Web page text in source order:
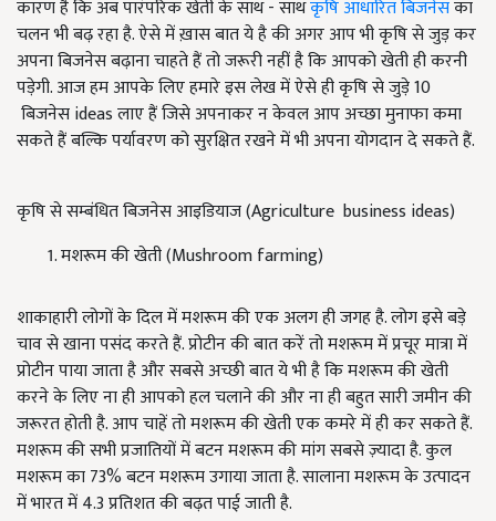
कारण है कि अब पारंपरिक खेती के साथ - साथकृषि आधारित बिजनेसका
चलन भी बढ़ रहा है. ऐसे में ख़ास बात ये है की अगर आप भी कृषि से जुड़ कर
अपना बिजनेस बढ़ाना चाहते हैं तो जरूरी नहीं है कि आपको खेती ही करनी
पड़ेगी. आज हम आपके लिए हमारे इस लेख में ऐसे ही कृषि से जुड़े 10
बिजनेस ideas लाए हैं जिसे अपनाकर न केवल आप अच्छा मुनाफा कमा
सकते हैं बल्कि पर्यावरण को सुरक्षित रखने में भी अपना योगदान दे सकते हैं.
कृषि से सम्बंधित बिजनेस आइडियाज (Agriculture business ideas)
मशरूम की खेती (Mushroom farming)
शाकाहारी लोगों के दिल में मशरूम की एक अलग ही जगह है. लोग इसे बड़े
चाव से खाना पसंद करते हैं. प्रोटीन की बात करें तो मशरूम में प्रचूर मात्रा में
प्रोटीन पाया जाता है और सबसे अच्छी बात ये भी है कि मशरूम की खेती
करने के लिए ना ही आपको हल चलाने की और ना ही बहुत सारी जमीन की
जरूरत होती है. आप चाहें तो मशरूम की खेती एक कमरे में ही कर सकते हैं.
मशरूम की सभी प्रजातियों में बटन मशरूम की मांग सबसे ज़्यादा है. कुल
मशरूम का 73% बटन मशरूम उगाया जाता है. सालाना मशरूम के उत्पादन
में भारत में 4.3 प्रतिशत की बढ़त पाई जाती है.